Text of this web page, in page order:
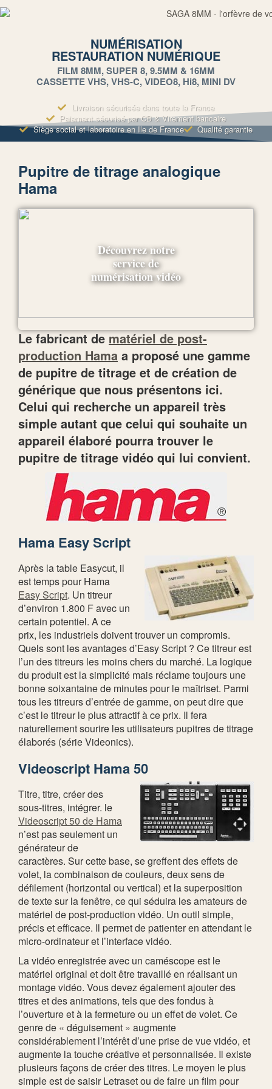
NUMÉRISATION
RESTAURATION NUMÉRIQUE
FILM 8MM, SUPER 8, 9.5MM & 16MM
CASSETTE VHS, VHS-C, VIDEO8, Hi8, MINI DV
Livraison sécurisée dans toute la France
Paiement sécurisé par CB & Virement bancaire
Siège social et laboratoire en Ile de France
Qualité garantie
Pupitre de titrage analogique
Hama
Le fabricant dematériel de post-
production Hama a proposé une gamme
de pupitre de titrage et de création de
générique que nous présentons ici.
Celui qui recherche un appareil très
simple autant que celui qui souhaite un
appareil élaboré pourra trouver le
pupitre de titrage vidéo qui lui convient.
Hama Easy Script
Après la table Easycut, il
est temps pour Hama
Easy Script. Un titreur
d’environ 1.800 F avec un
certain potentiel. A ce
prix, les industriels doivent trouver un compromis.
Quels sont les avantages d’Easy Script ? Ce titreur est
l’un des titreurs les moins chers du marché. La logique
du produit est la simplicité mais réclame toujours une
bonne soixantaine de minutes pour le maîtriset. Parmi
tous les titreurs d’entrée de gamme, on peut dire que
c’est le titreur le plus attractif à ce prix. Il fera
naturellement sourire les utilisateurs pupitres de titrage
élaborés (série Videonics).
Videoscript Hama 50
Titre, titre, créer des
sous-titres, intégrer. le
Videoscript 50 de Hama
n’est pas seulement un
générateur de
caractères. Sur cette base, se greffent des effets de
volet, la combinaison de couleurs, deux sens de
défilement (horizontal ou vertical) et la superposition
de texte sur la fenêtre, ce qui séduira les amateurs de
matériel de post-production vidéo. Un outil simple,
précis et efficace. Il permet de patienter en attendant le
micro-ordinateur et l’interface vidéo.
La vidéo enregistrée avec un caméscope est le
matériel original et doit être travaillé en réalisant un
montage vidéo. Vous devez également ajouter des
titres et des animations, tels que des fondus à
l’ouverture et à la fermeture ou un effet de volet. Ce
genre de « déguisement » augmente
considérablement l’intérêt d’une prise de vue vidéo, et
augmente la touche créative et personnalisée. Il existe
plusieurs façons de créer des titres. Le moyen le plus
simple est de saisir Letraset ou de faire un film pour